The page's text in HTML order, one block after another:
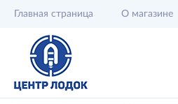
Главная страница О магазине